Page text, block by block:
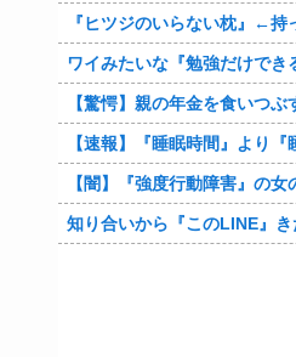
『ヒツジのいらない枕』←持ってる
ワイみたいな『勉強だけできる高学歴発達障害者』っ
【驚愕】親の年金を食いつぶす48歳ひきこもり…絶望の底から家族を救
【速報】『睡眠時間』より『睡眠の規則性』
【闇】『強度行動障害』の女の子、自分
知り合いから『このLINE』きたら…